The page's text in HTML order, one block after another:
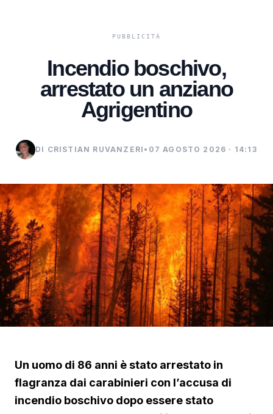
Incendio boschivo,
arrestato un anziano
Agrigentino
DI CRISTIAN RUVANZERI • 07 AGOSTO 2026 · 14:13
Un uomo di 86 anni è stato arrestato in
flagranza dai carabinieri con l’accusa di
incendio boschivo dopo essere stato